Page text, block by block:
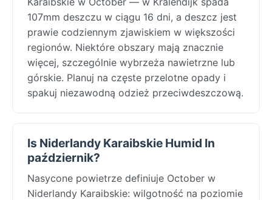
107mm deszczu w ciągu 16 dni, a deszcz jest
prawie codziennym zjawiskiem w większości
regionów. Niektóre obszary mają znacznie
więcej, szczególnie wybrzeża nawietrzne lub
górskie. Planuj na częste przelotne opady i
spakuj niezawodną odzież przeciwdeszczową.
Is Niderlandy Karaibskie Humid In
październik?
Nasycone powietrze definiuje October w
Niderlandy Karaibskie: wilgotność na poziomie